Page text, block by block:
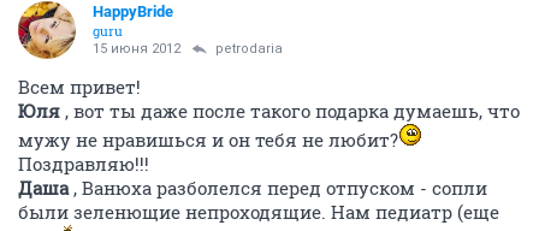
HappyBride
guru
15 июня 2012 petrodaria
Всем привет!
Юля , вот ты даже после такого подарка думаешь, что
мужу не нравишься и он тебя не любит?
Поздравляю!!!
Даша, Ванюха разболелся перед отпуском - сопли
были зеленющие непроходящие. Нам педиатр (еще